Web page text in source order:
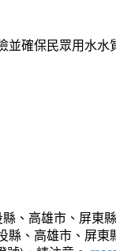
並確保民眾用水
、高雄市、屏東
縣、高雄市、屏